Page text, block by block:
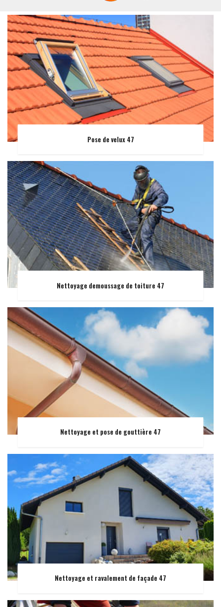
Pose de velux 47
Nettoyage demoussage de toiture 47
Nettoyage et pose de gouttière 47
Nettoyage et ravalement de façade 47